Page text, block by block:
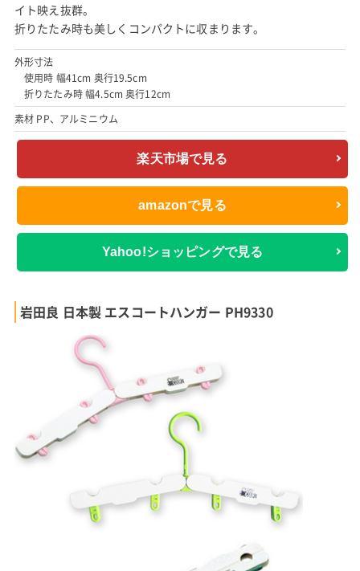
イト映え抜群。
折りたたみ時も美しくコンパクトに収まります。
外形寸法
使用時 幅41cm 奥行19.5cm
折りたたみ時 幅4.5cm 奥行12cm
素材 PP、アルミニウム
楽天市場で見る
amazonで見る
Yahoo!ショッピングで見る
岩田良 日本製 エスコートハンガー PH9330